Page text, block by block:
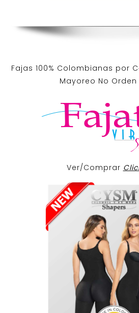
Fajas 100% Colombianas por
Mayoreo No Orden
Ver/Comprar